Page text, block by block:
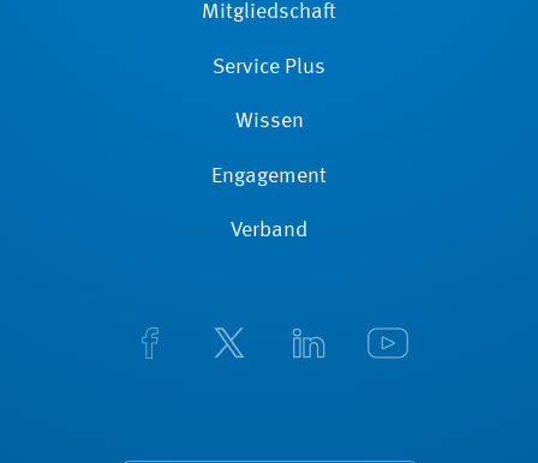
Mitgliedschaft
Service Plus
Wissen
Engagement
Verband